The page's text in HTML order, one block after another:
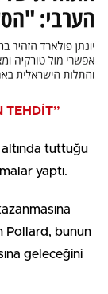
TEHDİT”
altında tuttuğu
yaptı.
Pollard, bunun
geleceğini